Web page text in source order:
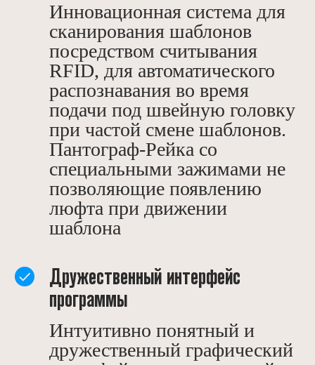
Инновационная система для
сканирования шаблонов
посредством считывания
RFID, для автоматического
распознавания во время
подачи под швейную головку
при частой смене шаблонов.
Пантограф-Рейка со
специальными зажимами не
позволяющие появлению
люфта при движении
шаблона
Дружественный интерфейс
программы
Интуитивно понятный и
дружественный графический